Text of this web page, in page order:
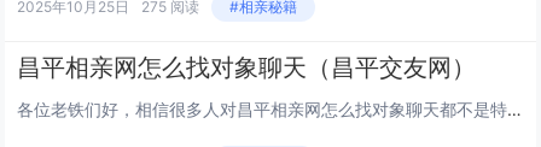
2025年10月25日 275 阅读 #相亲秘籍
昌平相亲网怎么找对象聊天（昌平交友网）
各位老铁们好，相信很多人对昌平相亲网怎么找对象聊天都不是特别的了解，因此呢，今天就来为大家分享下关于昌平相亲网怎么找对象聊天以及昌平交友网的问题知识，还望可以帮助大家，解决大家的一些困惑，下面一起来看看吧！ 第一次找对象该怎么聊 一、要看清...